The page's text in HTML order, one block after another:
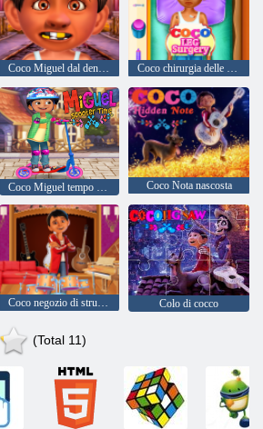
Coco Miguel dal dentista Coco chirurgia delle gambe
Coco Nota nascosta
Coco negozio di strumenti musicali Colo di cocco
(Total 11)